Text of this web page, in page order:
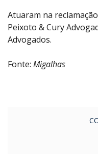
Atuaram na
Peixoto & Cury
Advogados.
Fonte: Migalhas